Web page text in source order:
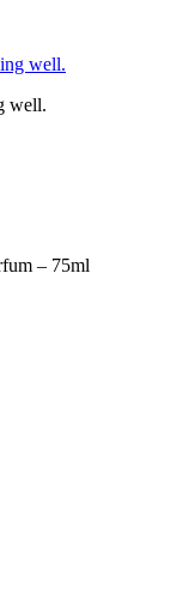
well.
– 75ml